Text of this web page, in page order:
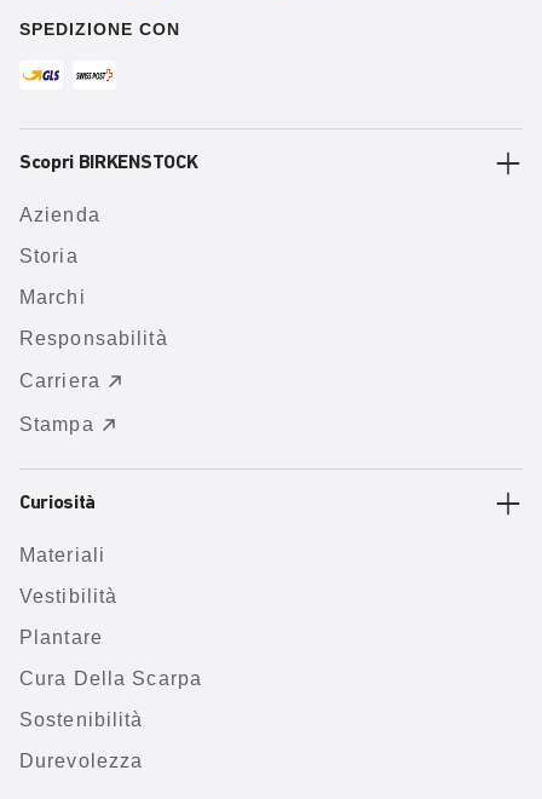
SPEDIZIONE CON
Scopri BIRKENSTOCK
Azienda
Storia
Marchi
Responsabilità
Carriera
Stampa
Curiosità
Materiali
Vestibilità
Plantare
Cura Della Scarpa
Sostenibilità
Durevolezza